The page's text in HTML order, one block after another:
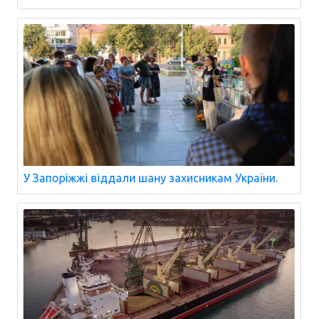
У Запоріжжі віддали шану захисникам України.